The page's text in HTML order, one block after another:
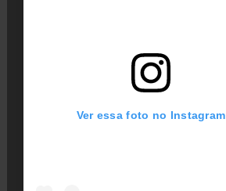
Ver essa foto no Instagram